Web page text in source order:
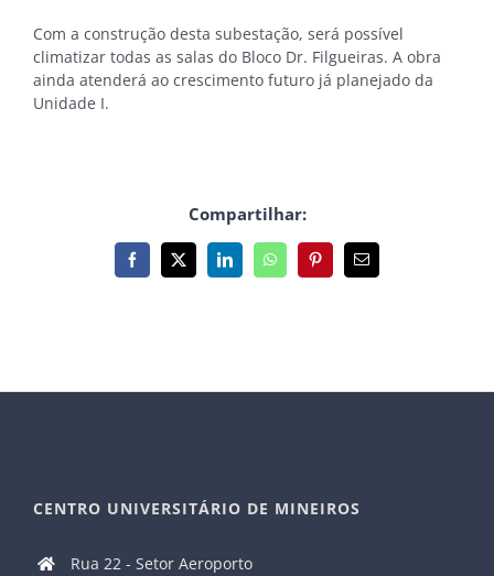
Com a construção desta subestação, será possível
climatizar todas as salas do Bloco Dr. Filgueiras. A obra
ainda atenderá ao crescimento futuro já planejado da
Unidade I.
Compartilhar:
Facebook
X LinkedInWhatsAppPinterest
E-
mail
CENTRO UNIVERSITÁRIO DE MINEIROS
Rua 22 - Setor Aeroporto